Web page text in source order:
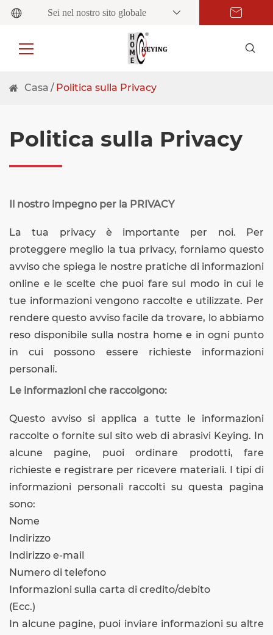
Sei nel nostro sito globale
Casa Politica sulla Privacy
Politica sulla Privacy
Il nostro impegno per la PRIVACY
La tua privacy è importante per noi. Per
proteggere meglio la tua privacy, forniamo questo
avviso che spiega le nostre pratiche di informazioni
online e le scelte che puoi fare sul modo in cui le
tue informazioni vengono raccolte e utilizzate. Per
rendere questo avviso facile da trovare, lo abbiamo
reso disponibile sulla nostra home e in ogni punto
in cui possono essere richieste informazioni
personali.
Le informazioni che raccolgono:
Questo avviso si applica a tutte le informazioni
raccolte o fornite sul sito web di abrasivi Keying. In
alcune pagine, puoi ordinare prodotti, fare
richieste e registrare per ricevere materiali. I tipi di
informazioni personali raccolti su questa pagina
sono:
Nome
Indirizzo
Indirizzo e-mail
Numero di telefono
Informazioni sulla carta di credito/debito
(Ecc.)
In alcune pagine, puoi inviare informazioni su altre